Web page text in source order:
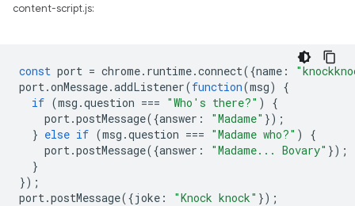
content-script.js:
const port = chrome. runtime.connect({name :
port.onMessage.addListener(function(msg)
{
if (msg .question === "Who's there?" )
{
port.postMessage({answer : "Madame" });
} else if (msg .question === "Madame who?" )
{
port.postMessage({answer : "Madame... Bovary" });
}
});
port.postMessage({joke : "Knock knock" });